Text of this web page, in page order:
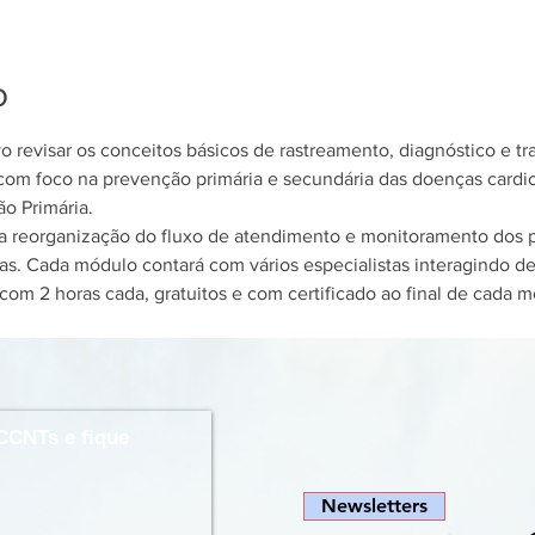
revisar os conceitos básicos de rastreamento, diagnóstico e
foco na prevenção primária e secundária das doenças
Primária.
reorganização do fluxo de atendimento e monitoramento
Cada módulo contará com vários especialistas interagindo
2 horas cada, gratuitos e com certificado ao final de cada
Newsletters